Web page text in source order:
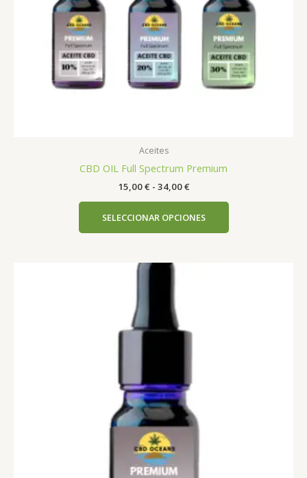
Aceites
CBD OIL Full Spectrum Premium
15,00€ - 34,00€
SELECCIONAR OPCIONES
elegir
en
la
página
de
producto